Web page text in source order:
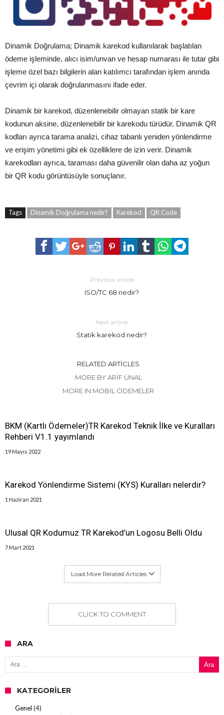
Dinamik Doğrulama; Dinamik karekod kullanılarak başlatılan
ödeme işleminde, alıcı isim/unvan ve hesap numarası ile tutar gibi
işleme özel bazı bilgilerin alan katılımcı tarafından işlem anında
çevrim içi olarak doğrulanmasını ifade eder.
Dinamik bir karekod, düzenlenebilir olmayan statik bir kare
kodunun aksine, düzenlenebilir bir karekodu türüdür. Dinamik QR
kodları ayrıca tarama analizi, cihaz tabanlı yeniden yönlendirme
ve erişim yönetimi gibi ek özelliklere de izin verir. Dinamik
karekodları ayrıca, taraması daha güvenilir olan daha az yoğun
bir QR kodu görüntüsüyle sonuçlanır.
Tags Dinamik Doğrulama nedir? Karekod QR Code
Previous article
ISO/TC 68 nedir?
Next article
Statik karekod nedir?
RELATED ARTICLES
MORE BY ARIF ÜNAL
MORE IN MOBIL ÖDEMELER
BKM (Kartlı Ödemeler)TR Karekod Teknik İlke ve Kuralları
Rehberi V1.1 yayımlandı
19 Mayıs 2022
Karekod Yönlendirme Sistemi (KYS) Kuralları nelerdir?
1 Haziran 2021
Ulusal QR Kodumuz TR Karekod’un Logosu Belli Oldu
7 Mart 2021
Load More Related Articles
CLICK TO COMMENT
ARA
Arama:
KATEGORILER
Genel (4)